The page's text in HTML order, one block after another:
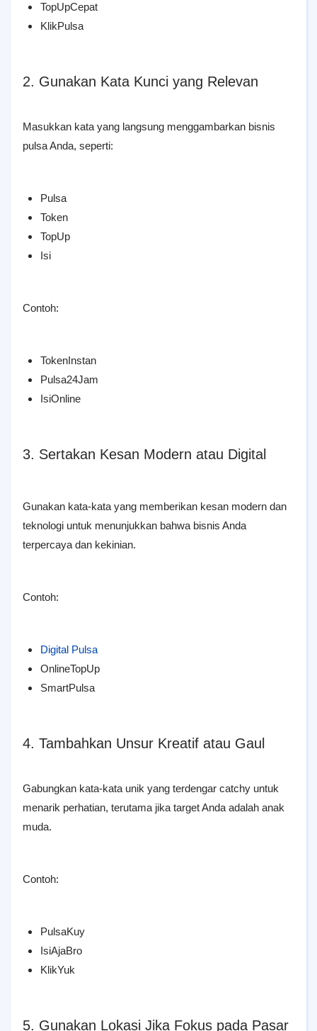
TopUpCepat
KlikPulsa
2. Gunakan Kata Kunci yang Relevan
Masukkan kata yang langsung menggambarkan bisnis
pulsa Anda, seperti:
Pulsa
Token
TopUp
Isi
Contoh:
TokenInstan
Pulsa24Jam
IsiOnline
3. Sertakan Kesan Modern atau Digital
Gunakan kata-kata yang memberikan kesan modern dan
teknologi untuk menunjukkan bahwa bisnis Anda
terpercaya dan kekinian.
Contoh:
Digital Pulsa
OnlineTopUp
SmartPulsa
4. Tambahkan Unsur Kreatif atau Gaul
Gabungkan kata-kata unik yang terdengar catchy untuk
menarik perhatian, terutama jika target Anda adalah anak
muda.
Contoh:
PulsaKuy
IsiAjaBro
KlikYuk
5. Gunakan Lokasi Jika Fokus pada Pasar